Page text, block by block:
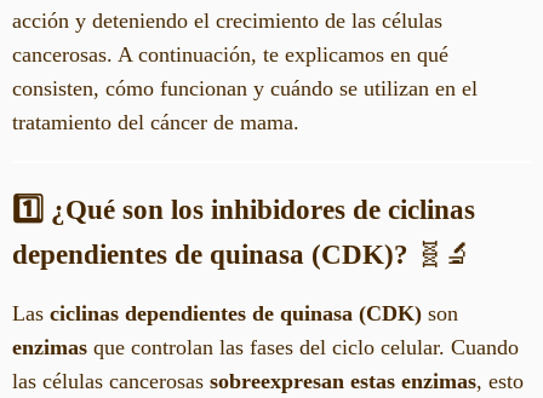
acción y deteniendo el crecimiento de las células
cancerosas. A continuación, te explicamos en qué
consisten, cómo funcionan y cuándo se utilizan en el
tratamiento del cáncer de mama.
1️⃣ ¿Qué son los inhibidores de ciclinas
dependientes de quinasa (CDK)? 🧬🔬
Las ciclinas dependientes de quinasa (CDK) son
enzimas que controlan las fases del ciclo celular. Cuando
las células cancerosas sobreexpresan estas enzimas, esto